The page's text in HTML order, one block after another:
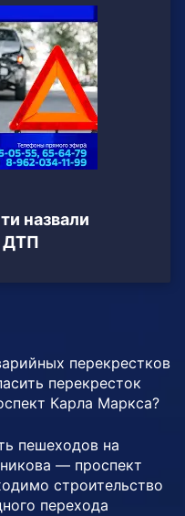
назвали
ДТП
перекрестков
перекресток
Карла Маркса?
пешеходов на
— проспект
строительство
перехода